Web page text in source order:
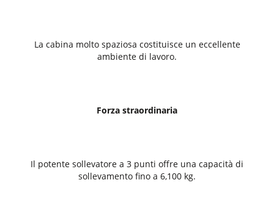
La cabina molto spaziosa costituisce un eccellente
ambiente di lavoro.
Forza straordinaria
Il potente sollevatore a 3 punti offre una capacità di
sollevamento fino a 6,100 kg.